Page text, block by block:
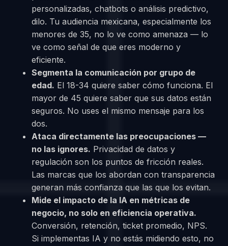
personalizadas, chatbots o análisis predictivo,
dilo. Tu audiencia mexicana, especialmente los
menores de 35, no lo ve como amenaza — lo
ve como señal de que eres moderno y
eficiente.
Segmenta la comunicación por grupo de
edad. El 18-34 quiere saber cómo funciona. El
mayor de 45 quiere saber que sus datos están
seguros. No uses el mismo mensaje para los
dos.
Ataca directamente las preocupaciones —
no las ignores. Privacidad de datos y
regulación son los puntos de fricción reales.
Las marcas que los abordan con transparencia
generan más confianza que las que los evitan.
Mide el impacto de la IA en métricas de
negocio, no solo en eficiencia operativa.
Conversión, retención, ticket promedio, NPS.
Si implementas IA y no estás midiendo esto, no